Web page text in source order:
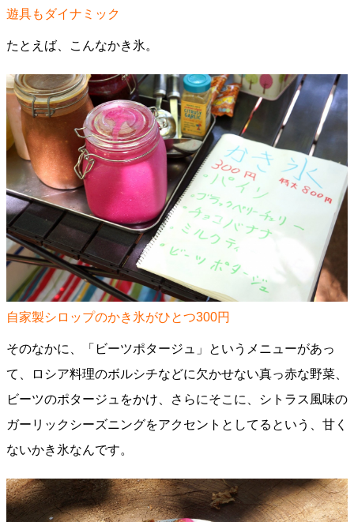
遊具もダイナミック
たとえば、こんなかき氷。
自家製シロップのかき氷がひとつ300円
そのなかに、「ビーツポタージュ」というメニューがあっ
て、ロシア料理のボルシチなどに欠かせない真っ赤な野菜、
ビーツのポタージュをかけ、さらにそこに、シトラス風味の
ガーリックシーズニングをアクセントとしてるという、甘く
ないかき氷なんです。